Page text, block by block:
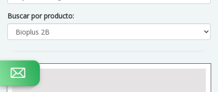
Buscar por producto: